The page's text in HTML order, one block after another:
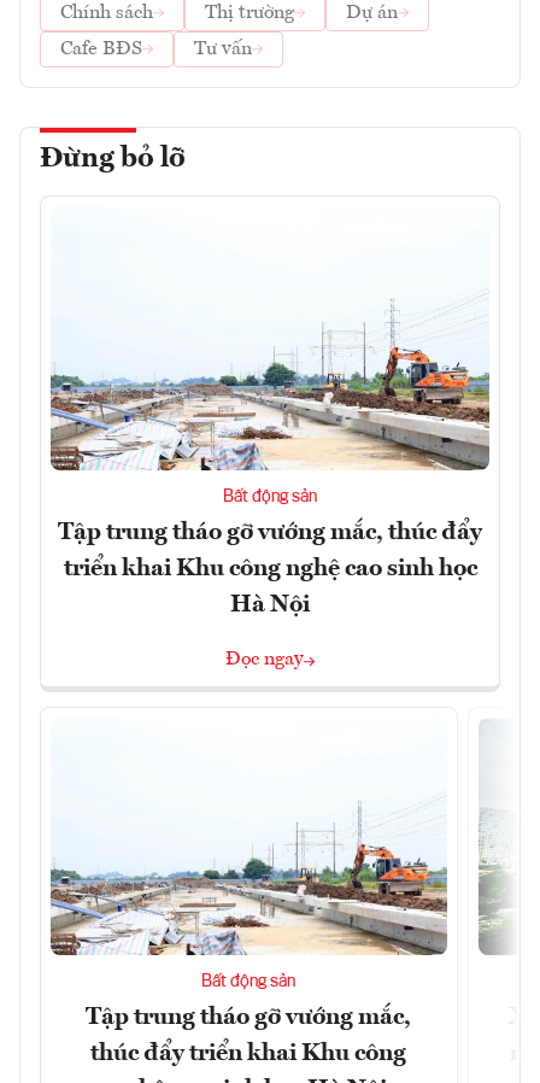
Chính sách
Thị trường
Dự án
Cafe BĐS
Tư vấn
Đừng bỏ lỡ
Bất động sản
Tập trung tháo gỡ vướng mắc, thúc đẩy
triển khai Khu công nghệ cao sinh học
Hà Nội
Đọc ngay
Bất động sản
Tập trung tháo gỡ vướng mắc,
thúc đẩy triển khai Khu công